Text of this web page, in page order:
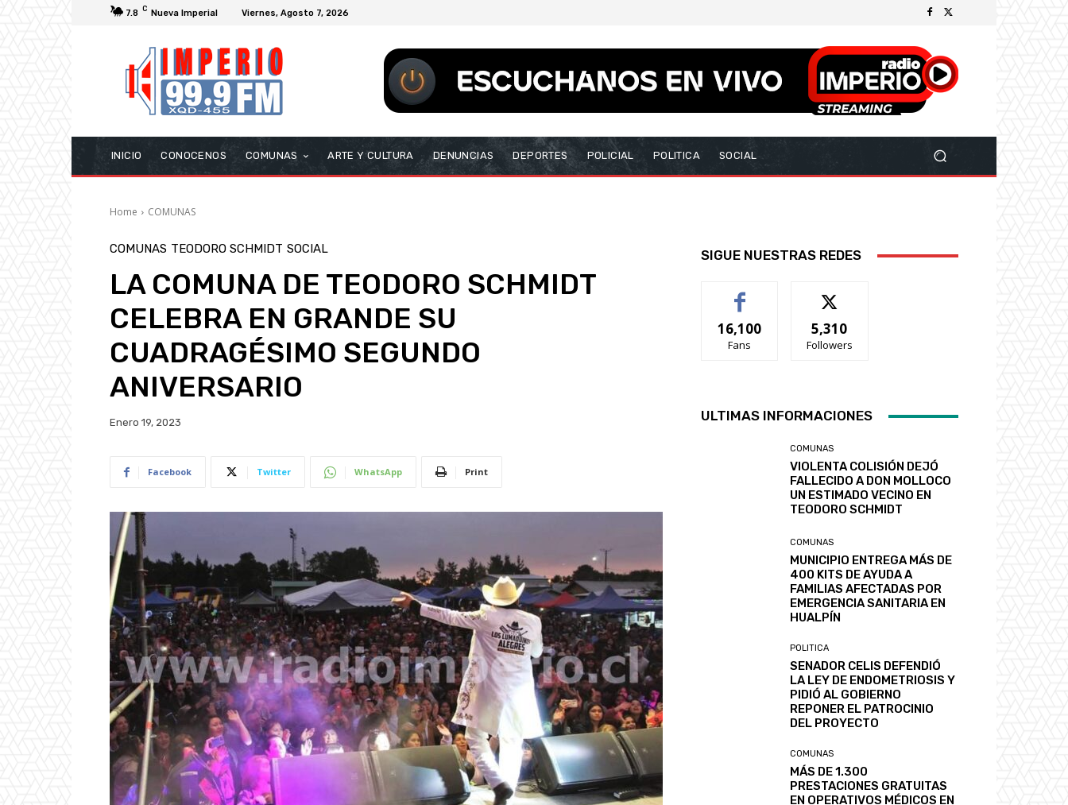
7.8 C Nueva Imperial Viernes, Agosto 7, 2026
INICIO CONOCENOS COMUNAS ARTE Y CULTURA DENUNCIAS DEPORTES POLICIAL POLITICA SOCIAL
Home COMUNAS
COMUNAS TEODORO SCHMIDT SOCIAL
LA COMUNA DE TEODORO SCHMIDT
CELEBRA EN GRANDE SU
CUADRAGÉSIMO SEGUNDO
ANIVERSARIO
Enero 19, 2023
Facebook Twitter WhatsApp Print
SIGUE NUESTRAS REDES
16,100
Fans
5,310
Followers
ULTIMAS INFORMACIONES
COMUNAS
VIOLENTA COLISIÓN DEJÓ
FALLECIDO A DON MOLLOCO
UN ESTIMADO VECINO EN
TEODORO SCHMIDT
COMUNAS
MUNICIPIO ENTREGA MÁS DE
400 KITS DE AYUDA A
FAMILIAS AFECTADAS POR
EMERGENCIA SANITARIA EN
HUALPÍN
POLITICA
SENADOR CELIS DEFENDIÓ
LA LEY DE ENDOMETRIOSIS Y
PIDIÓ AL GOBIERNO
REPONER EL PATROCINIO
DEL PROYECTO
COMUNAS
MÁS DE 1.300
PRESTACIONES GRATUITAS
EN OPERATIVOS MÉDICOS EN